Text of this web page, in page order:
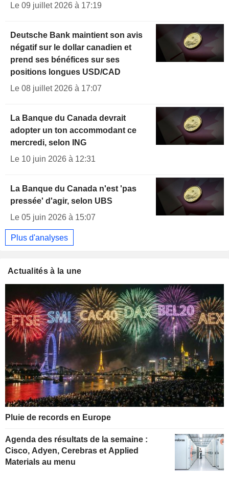
Le 09 juillet 2026 à 17:19
Deutsche Bank maintient son avis
négatif sur le dollar canadien et
prend ses bénéfices sur ses
positions longues USD/CAD
Le 08 juillet 2026 à 17:07
La Banque du Canada devrait
adopter un ton accommodant ce
mercredi, selon ING
Le 10 juin 2026 à 12:31
La Banque du Canada n'est 'pas
pressée' d'agir, selon UBS
Le 05 juin 2026 à 15:07
Plus d'analyses
Actualités à la une
Pluie de records en Europe
Agenda des résultats de la semaine :
Cisco, Adyen, Cerebras et Applied
Materials au menu